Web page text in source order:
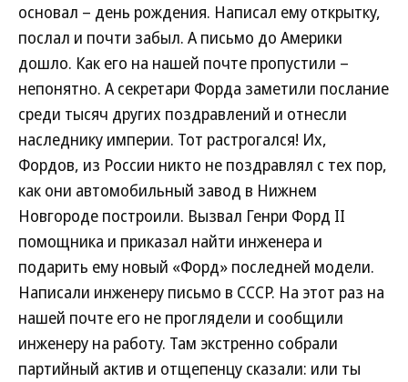
основал – день рождения. Написал ему открытку,
послал и почти забыл. А письмо до Америки
дошло. Как его на нашей почте пропустили –
непонятно. А секретари Форда заметили послание
среди тысяч других поздравлений и отнесли
наследнику империи. Тот растрогался! Их,
Фордов, из России никто не поздравлял с тех пор,
как они автомобильный завод в Нижнем
Новгороде построили. Вызвал Генри Форд II
помощника и приказал найти инженера и
подарить ему новый «Форд» последней модели.
Написали инженеру письмо в СССР. На этот раз на
нашей почте его не проглядели и сообщили
инженеру на работу. Там экстренно собрали
партийный актив и отщепенцу сказали: или ты